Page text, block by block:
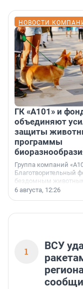
НОВОСТИ
ГК «А101» и
объединяют
защиты
программы
Группа компаний
Благотворительный
бездомным
заключили
6 августа, 12:26
1
ВСУ